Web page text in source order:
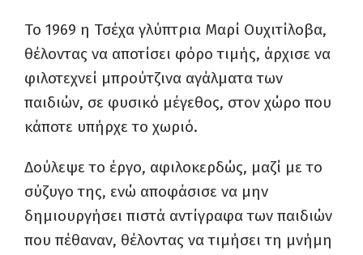
Το 1969 η Τσέχα γλύπτρια Μαρί Ουχιτίλοβα,
θέλοντας να αποτίσει φόρο τιμής, άρχισε να
φιλοτεχνεί μπρούτζινα αγάλματα των
παιδιών, σε φυσικό μέγεθος, στον χώρο που
κάποτε υπήρχε το χωριό.
Δούλεψε το έργο, αφιλοκερδώς, μαζί με το
σύζυγο της, ενώ αποφάσισε να μην
δημιουργήσει πιστά αντίγραφα των παιδιών
που πέθαναν, θέλοντας να τιμήσει τη μνήμη